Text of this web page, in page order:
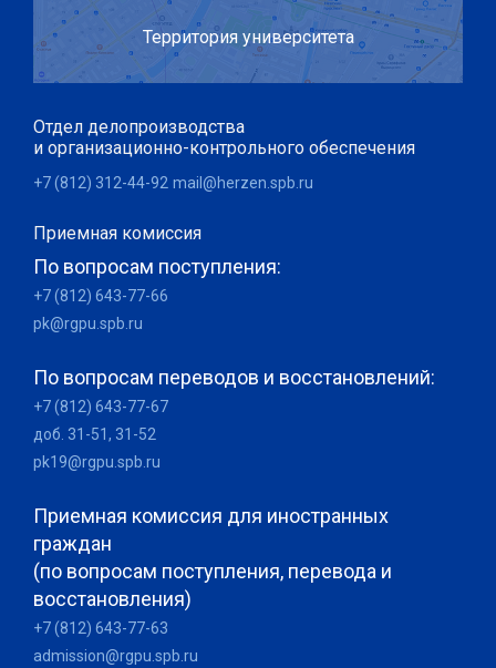
Территория университета
Отдел делопроизводства
и организационно-контрольного обеспечения
+7 (812) 312-44-92 mail@herzen.spb.ru
Приемная комиссия
По вопросам поступления:
+7 (812) 643-77-66
pk@rgpu.spb.ru
По вопросам переводов и восстановлений:
+7 (812) 643-77-67
доб. 31-51, 31-52
pk19@rgpu.spb.ru
Приемная комиссия для иностранных
граждан
(по вопросам поступления, перевода и
восстановления)
+7 (812) 643-77-63
admission@rgpu.spb.ru